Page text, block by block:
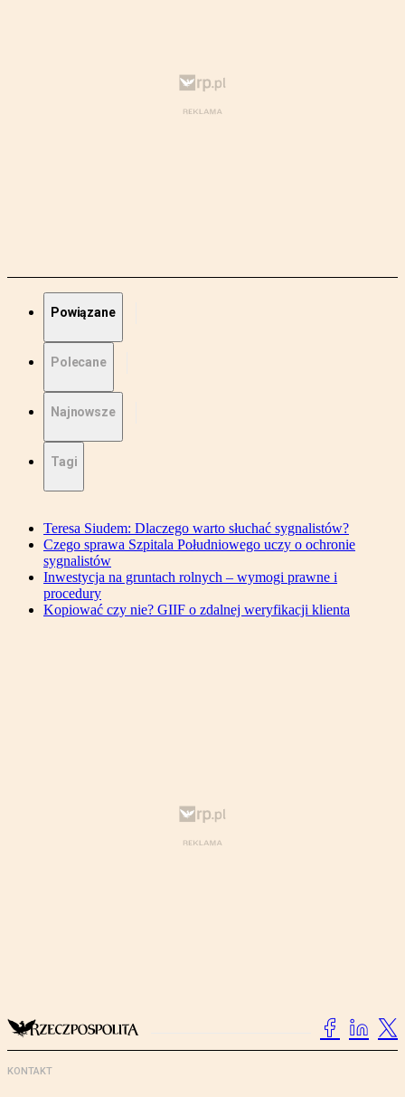
Powiązane
Polecane
Najnowsze
Tagi
Teresa Siudem: Dlaczego warto słuchać sygnalistów?
Czego sprawa Szpitala Południowego uczy o ochronie
sygnalistów
Inwestycja na gruntach rolnych – wymogi prawne i
procedury
Kopiować czy nie? GIIF o zdalnej weryfikacji klienta
KONTAKT